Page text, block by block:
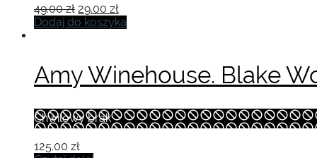
49.00zł Pierwotna
cena
29.00 zł
cena
Dodaj do koszyka
Amy Winehouse. Blake
Chwilowy brak
125.00 zł